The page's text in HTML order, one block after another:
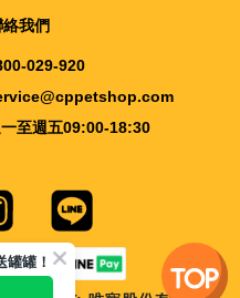
們
029-920
至週五09:00-18:30
罐！